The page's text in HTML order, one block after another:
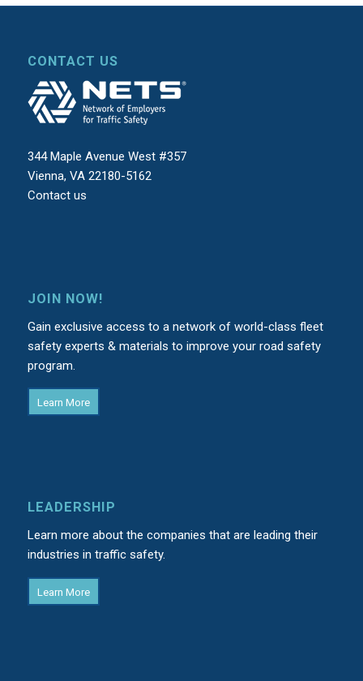
CONTACT US
344 Maple Avenue West #357
Vienna, VA 22180-5162
Contact us
JOIN NOW!
Gain exclusive access to a network of world-class fleet
safety experts & materials to improve your road safety
program.
Learn More
LEADERSHIP
Learn more about the companies that are leading their
industries in traffic safety.
Learn More